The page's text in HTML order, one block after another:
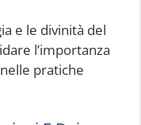
e le divinità del
l’importanza
pratiche